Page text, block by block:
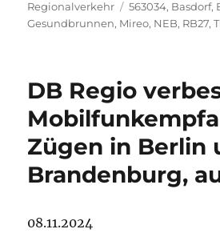
am
Regionalverkehr Schlagwörter
563034, Basdorf,
Gesundbrunnen, Mireo, NEB, RB27,
DB Regio
Zügen in Berlin
Brandenburg,
08.11.2024